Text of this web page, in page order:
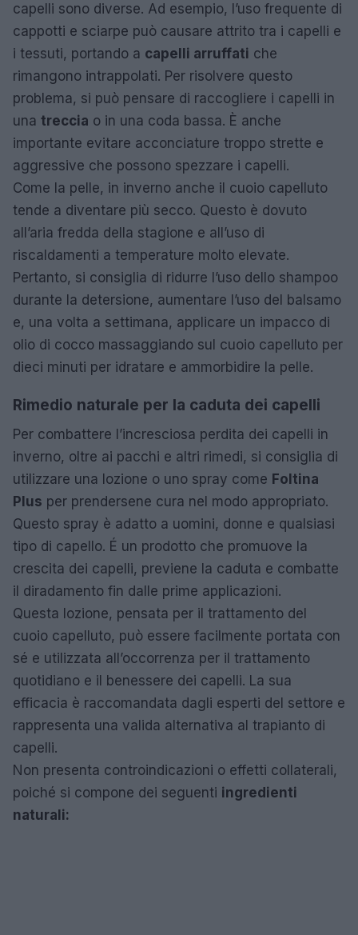
capelli sono diverse. Ad esempio, l’uso frequente di
cappotti e sciarpe può causare attrito tra i capelli e
i tessuti, portando a capelli arruffati che
rimangono intrappolati. Per risolvere questo
problema, si può pensare di raccogliere i capelli in
una treccia o in una coda bassa. È anche
importante evitare acconciature troppo strette e
aggressive che possono spezzare i capelli.
Come la pelle, in inverno anche il cuoio capelluto
tende a diventare più secco. Questo è dovuto
all’aria fredda della stagione e all’uso di
riscaldamenti a temperature molto elevate.
Pertanto, si consiglia di ridurre l’uso dello shampoo
durante la detersione, aumentare l’uso del balsamo
e, una volta a settimana, applicare un impacco di
olio di cocco massaggiando sul cuoio capelluto per
dieci minuti per idratare e ammorbidire la pelle.
Rimedio naturale per la caduta dei capelli
Per combattere l’incresciosa perdita dei capelli in
inverno, oltre ai pacchi e altri rimedi, si consiglia di
utilizzare una lozione o uno spray come Foltina
Plus per prendersene cura nel modo appropriato.
Questo spray è adatto a uomini, donne e qualsiasi
tipo di capello. É un prodotto che promuove la
crescita dei capelli, previene la caduta e combatte
il diradamento fin dalle prime applicazioni.
Questa lozione, pensata per il trattamento del
cuoio capelluto, può essere facilmente portata con
sé e utilizzata all’occorrenza per il trattamento
quotidiano e il benessere dei capelli. La sua
efficacia è raccomandata dagli esperti del settore e
rappresenta una valida alternativa al trapianto di
capelli.
Non presenta controindicazioni o effetti collaterali,
poiché si compone dei seguenti ingredienti
naturali: